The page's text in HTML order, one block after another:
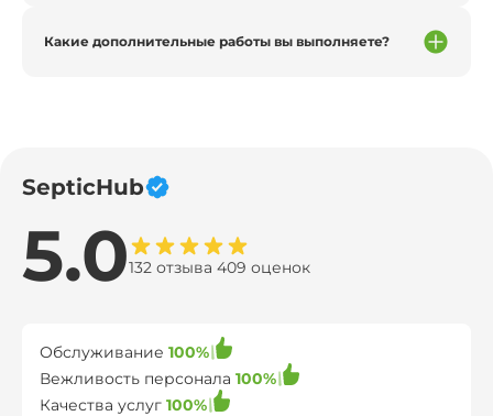
Какие дополнительные работы вы выполняете?
SepticHub
5.0132 отзыва 409 оценок
Обслуживание 100%
Вежливость персонала 100%
Качества услуг 100%